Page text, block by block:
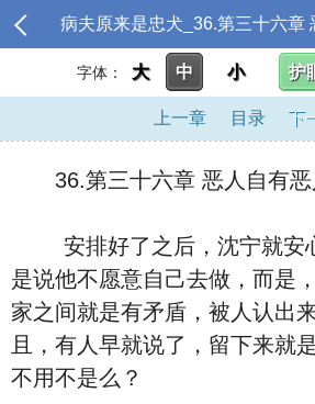
病夫原来是忠犬_36.第三十六章
字体： 大 中 小 护
上一章 目录 下
36.第三十六章 恶人自有恶
安排好了之后，沈宁就安
是说他不愿意自己去做，而是
家之间就是有矛盾，被人认出
且，有人早就说了，留下来就
不用不是么？